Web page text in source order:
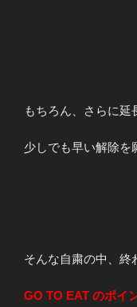
もちろん、さらに延
少しでも早い解除を
そんな自粛の中、終
GO TO EAT のポイ